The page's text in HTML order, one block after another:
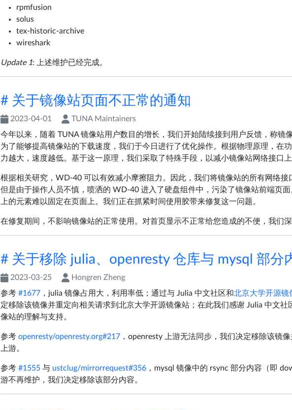
rpmfusion
solus
tex-historic-archive
wireshark
Update 1: 上述维护已经完成。
# 关于镜像站页面不正常的通知
2023-04-01
TUNA Maintainers
今年以来，随着 TUNA 镜像站用户数目的增长，我们开始陆续接到用户反馈，称镜
为了能够提高镜像站的下载速度，我们于今日进行了优化操作。根据物理原理，在
力越大，速度越低。基于这一原理，我们采取了特殊手段，以减小镜像站网络接口上
根据相关研究，WD-40 可以有效减小摩擦阻力。因此，我们将镜像站的所有网络接
但是由于操作人员不慎，喷洒的 WD-40 进入了硬盘组件中，污染了镜像站前端页面
上的元素难以固定在页面上。我们正在抓紧时间使用胶带来修复这一问题。
在修复期间，不影响镜像站的正常使用。对首页显示不正常给您造成的不便，我们深
# 关于移除 julia、openresty 仓库与 mysql 部分
2023-03-25
Hongren Zheng
参考 #1677 ，julia 镜像占用大，利用率低；通过与 Julia 中文社区和北京大学开源镜
定移除该镜像并重定向相关请求到北京大学开源镜像站；在此我们感谢 Julia 中文社
像站的理解与支持。
参考 openresty/openresty.org#217 ，openresty 上游无法同步，我们决定移除该镜
上游。
参考 #1555 与 ustclug/mirrorrequest#356 ，mysql 镜像中的 rsync 部分内容（即
游不再维护，我们决定移除该部分内容。